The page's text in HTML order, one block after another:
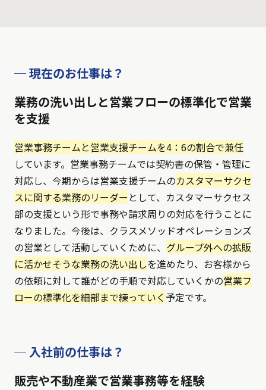
─ 現在のお仕事は？
業務の洗い出しと営業フローの標準化で営業
を支援
営業事務チームと営業支援チームを4：6の割合で兼任
しています。営業事務チームでは契約書の保管・管理に
対応し、今期からは営業支援チームのカスタマーサクセ
スに関する業務のリーダー として、カスタマーサクセス
部の支援という形で事務や請求周りの対応を行うことに
なりました。今後は、クラスメソッドオペレーションズ
の営業として活動していくために、 グループ外への拡販
に活かせそうな業務の洗い出しを進めたり、お客様から
の依頼に対して誰がどの手順で対応していくかの営業フ
ローの標準化を細部まで練っていく 予定です。
─ 入社前の仕事は？
販売や不動産業で営業事務等を経験